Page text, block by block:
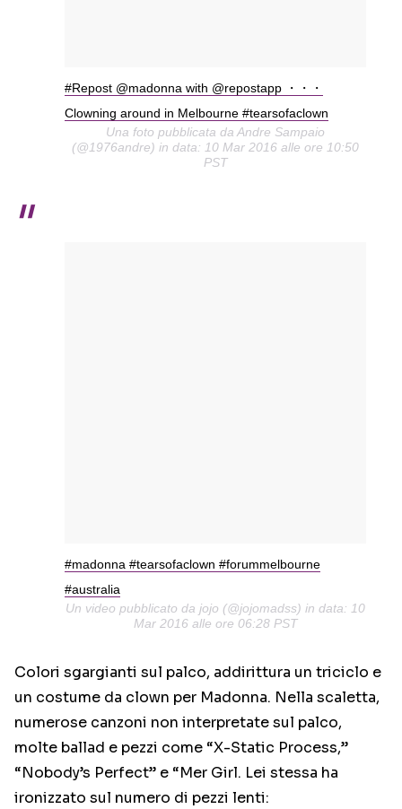
#Repost @madonna with @repostapp ・・・
Clowning around in Melbourne #tearsofaclown
Una foto pubblicata da Andre Sampaio
(@1976andre) in data: 10 Mar 2016 alle ore 10:50
PST
#madonna #tearsofaclown #forummelbourne
#australia
Un video pubblicato da jojo (@jojomadss) in data: 10
Mar 2016 alle ore 06:28 PST
Colori sgargianti sul palco, addirittura un triciclo e
un costume da clown per Madonna. Nella scaletta,
numerose canzoni non interpretate sul palco,
molte ballad e pezzi come “X-Static Process,”
“Nobody’s Perfect” e “Mer Girl. Lei stessa ha
ironizzato sul numero di pezzi lenti: